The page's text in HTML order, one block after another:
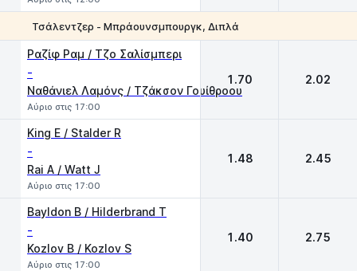
Τσάλεντζερ - Μπράουνσμπουργκ, Διπλά
Ραζίφ Ραμ / Τζο Σαλίσμπερι
-
Ναθάνιελ Λαμόνς / Τζάκσον Γουίθροου
Αύριο στις 17:00
1.70 2.02
King E / Stalder R
-
Rai A / Watt J
Αύριο στις 17:00
1.48 2.45
Bayldon B / Hilderbrand T
-
Kozlov B / Kozlov S
Αύριο στις 17:00
1.40 2.75